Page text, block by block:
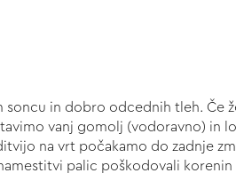
soncu in dobro odcednih tleh.
vanj gomolj (vodoravno) in
na vrt počakamo do zadnje
palic poškodovali